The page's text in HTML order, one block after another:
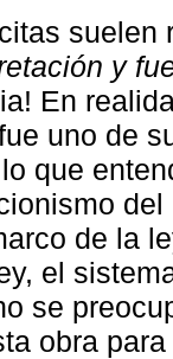
y
En
uno de
que
de la
el
se
obra